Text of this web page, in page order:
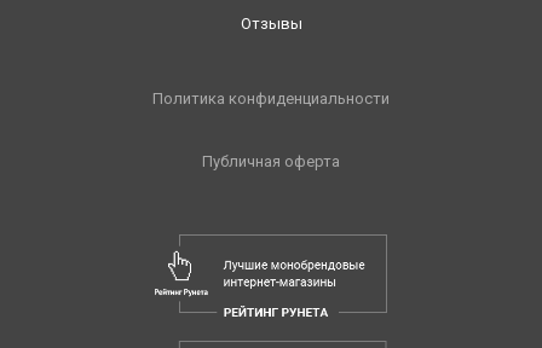
Отзывы
Политика конфиденциальности
Публичная оферта